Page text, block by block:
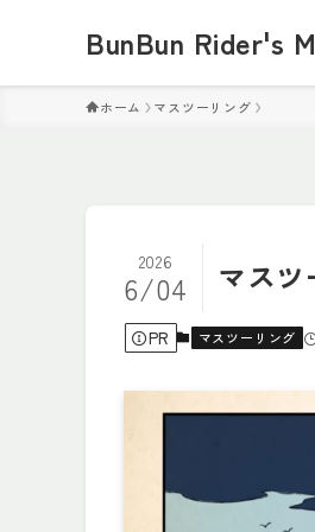
BunBun Rider's
ホーム マスツーリング
マスツ
2026
6/04
PR マスツーリング